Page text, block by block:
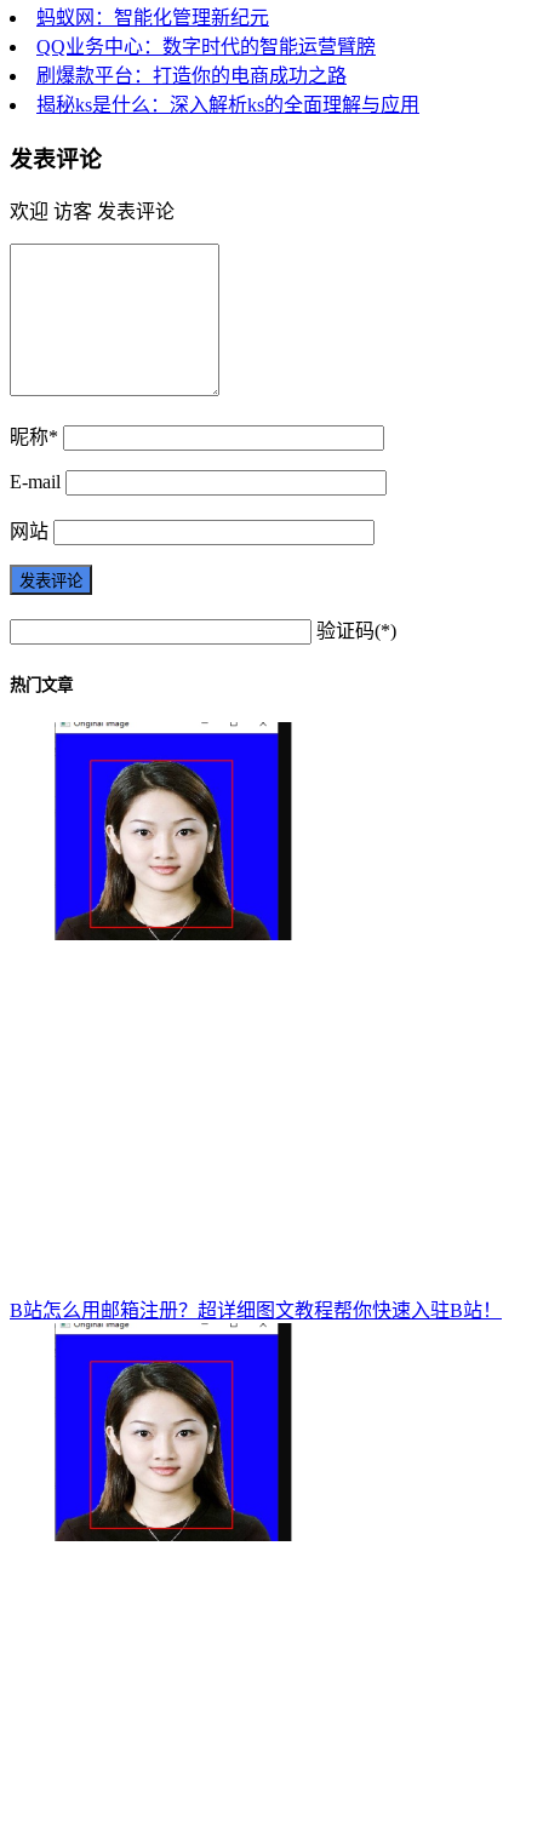
蚂蚁网：智能化管理新纪元
QQ业务中心：数字时代的智能运营臂膀
刷爆款平台：打造你的电商成功之路
揭秘ks是什么：深入解析ks的全面理解与应用
发表评论
欢迎 访客 发表评论
昵称*
E-mail
网站
验证码(*)
热门文章
B站怎么用邮箱注册？超详细图文教程帮你快速入驻B站！